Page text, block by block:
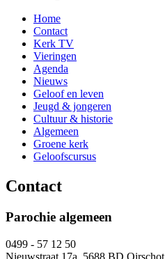
Home
Contact
Kerk TV
Vieringen
Agenda
Nieuws
Geloof en leven
Jeugd & jongeren
Cultuur & historie
Algemeen
Groene kerk
Geloofscursus
Contact
Parochie algemeen
0499 - 57 12 50
Nieuwstraat 17a, 5688 BD Oirschot